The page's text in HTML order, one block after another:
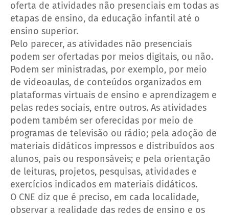
oferta de atividades não presenciais em todas as
etapas de ensino, da educação infantil até o
ensino superior.
Pelo parecer, as atividades não presenciais
podem ser ofertadas por meios digitais, ou não.
Podem ser ministradas, por exemplo, por meio
de videoaulas, de conteúdos organizados em
plataformas virtuais de ensino e aprendizagem e
pelas redes sociais, entre outros. As atividades
podem também ser oferecidas por meio de
programas de televisão ou rádio; pela adoção de
materiais didáticos impressos e distribuídos aos
alunos, pais ou responsáveis; e pela orientação
de leituras, projetos, pesquisas, atividades e
exercícios indicados em materiais didáticos.
O CNE diz que é preciso, em cada localidade,
observar a realidade das redes de ensino e os